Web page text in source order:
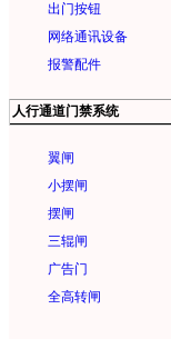
出门按钮
网络通讯设备
报警配件
人行通道门禁系统
翼闸
小摆闸
摆闸
三辊闸
广告门
全高转闸